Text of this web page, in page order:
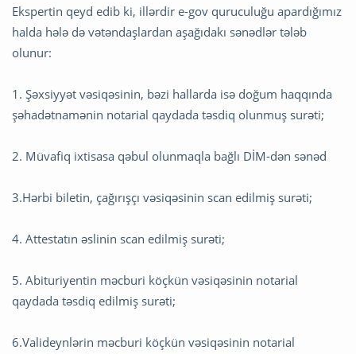
Ekspertin qeyd edib ki, illərdir e-gov quruculuğu apardığımız
halda hələ də vətəndaşlardan aşağıdakı sənədlər tələb
olunur:
1. Şəxsiyyət vəsiqəsinin, bəzi hallarda isə doğum haqqında
şəhadətnamənin notarial qaydada təsdiq olunmuş surəti;
2. Müvafiq ixtisasa qəbul olunmaqla bağlı DİM-dən sənəd
3.Hərbi biletin, çağırışçı vəsiqəsinin scan edilmiş surəti;
4. Attestatın əslinin scan edilmiş surəti;
5. Abituriyentin məcburi köçkün vəsiqəsinin notarial
qaydada təsdiq edilmiş surəti;
6.Valideynlərin məcburi köçkün vəsiqəsinin notarial